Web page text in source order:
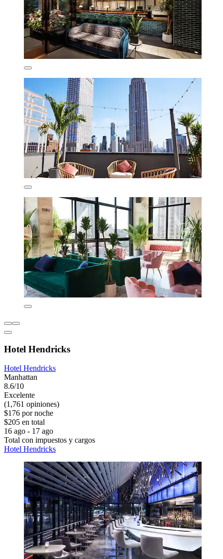
Hotel Hendricks
Hotel Hendricks
Manhattan
8.6/10
Excelente
(1,761 opiniones)
$176 por noche
$205 en total
16 ago - 17 ago
Total con impuestos y cargos
Hotel Hendricks